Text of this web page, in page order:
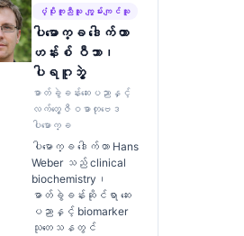
ပံ့ပိုးကူညီသူ ကျွမ်းကျင်သူ
ပါမောက္ခ ဒေါက်တာ
ဟန်းစ် ဝီဘာ၊
ပါရဂူဘွဲ့
ဓာတ်ခွဲခန်းဆေးပညာနှင့်
လက်တွေ့ဇီဝဓာတုဗေဒ
ပါမောက္ခ
ပါမောက္ခ ဒေါက်တာ Hans
Weber သည် clinical
biochemistry၊
ဓာတ်ခွဲခန်းဆိုင်ရာ ဆေး
ပညာနှင့် biomarker
သုတေသနတွင်